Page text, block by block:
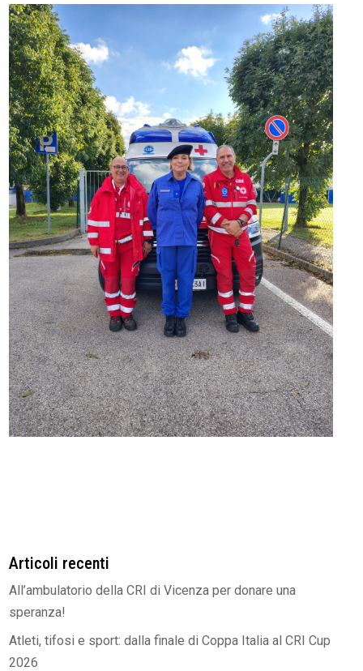
Articoli recenti
All’ambulatorio della CRI di Vicenza per donare una
speranza!
Atleti, tifosi e sport: dalla finale di Coppa Italia al CRI Cup
2026